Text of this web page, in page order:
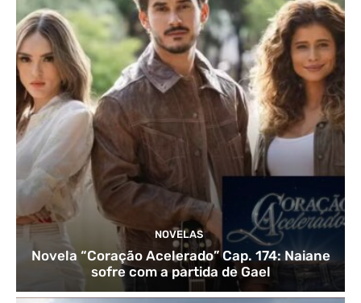
NOVELAS
Novela “Coração Acelerado” Cap. 174: Naiane
sofre com a partida de Gael